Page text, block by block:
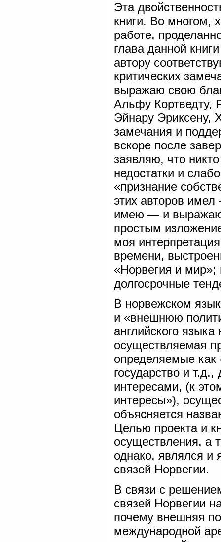
Эта
книги. Во многом,
работе,
глава данной
автору
критических
выражаю свою
Альфу Кортведту,
Эйнару Эриксену,
замечания и
вскоре после
заявляю, что
недостатки и
«признание
этих авторов
имею — и выражаю
простым
моя
времени,
«Норвегия и
долгосрочные
В норвежском
и «внешнюю
английского
осуществляемая
определяемые как
государство и
интересами, (к
интересы»),
объясняется
Целью проекта и
осуществления, а
однако, являлся и
связей Норвегии.
В связи с
связей Норвегии
почему внешняя
международной